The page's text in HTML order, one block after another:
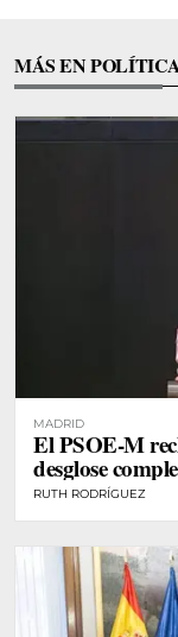
MÁS EN
MADRID
El PSOE-M
desglose
RUTH RODRÍGUEZ